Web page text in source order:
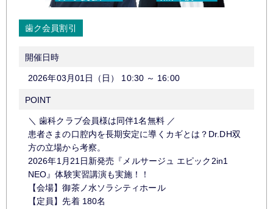
歯ク会員割引
開催日時
2026年03月01日（日） 10:30 ～ 16:00
POINT
＼ 歯科クラブ会員様は同伴1名無料 ／
患者さまの口腔内を長期安定に導くカギとは？Dr.DH双
方の立場から考察。
2026年1月21日新発売『メルサージュ エピック2in1
NEO』体験実習講演も実施！！
【会場】御茶ノ水ソラシティホール
【定員】先着 180名